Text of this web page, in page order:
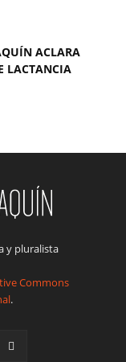
ACLARA
LACTANCIA
y pluralista
Commons
.